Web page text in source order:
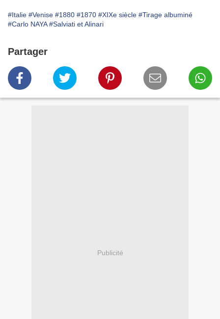
#Italie #Venise #1880 #1870 #XIXe siècle #Tirage albuminé
#Carlo NAYA #Salviati et Alinari
Partager
Publicité